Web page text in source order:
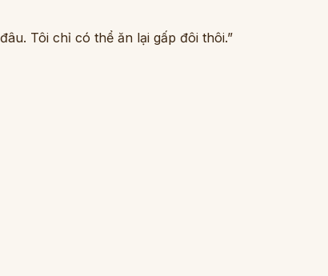
Tôi chỉ có thể ăn lại gấp đôi thôi.”